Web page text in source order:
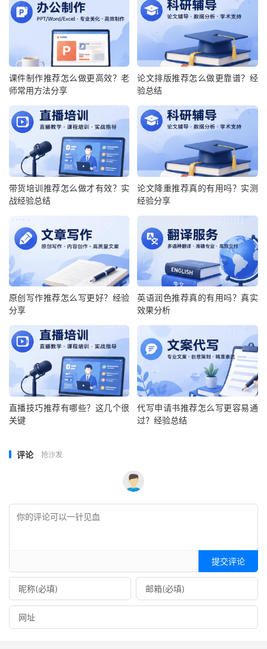
课件制作推荐怎么做更高效？老
师常用方法分享
论文排版推荐怎么做更靠谱？经
验总结
带货培训推荐怎么做才有效？实
战经验总结
论文降重推荐真的有用吗？实测
经验分享
原创写作推荐怎么写更好？经验
分享
英语润色推荐真的有用吗？真实
效果分析
直播技巧推荐有哪些？这几个很
关键
代写申请书推荐怎么写更容易通
过？经验总结
评论 抢沙发
提交评论